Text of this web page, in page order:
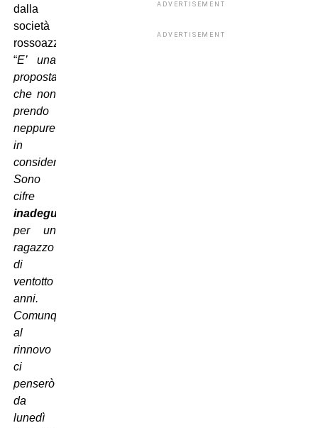
dalla
società
rossoazzurra:
“E’ una
proposta
che non
prendo
neppure
in
considerazione.
Sono
cifre
inadeguate
per un
ragazzo
di
ventotto
anni.
Comunque
al
rinnovo
ci
penserò
da
lunedì
ADVERTISEMENT
ADVERTISEMENT